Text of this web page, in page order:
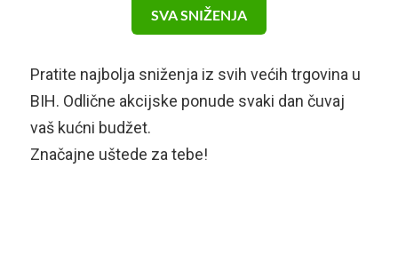
SVA SNIŽENJA
Pratite najbolja sniženja iz svih većih trgovina u
BIH. Odlične akcijske ponude svaki dan čuvaj
vaš kućni budžet.
Značajne uštede za tebe!